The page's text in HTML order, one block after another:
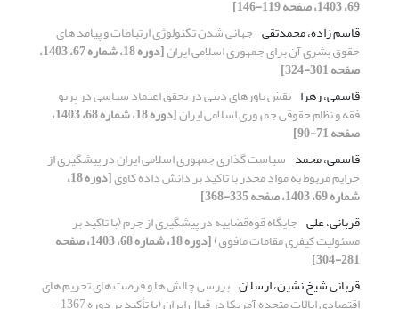
69، 1403، صفحه 119-146]
قاسم زاده، محمدتقی جهانی شدن تکنولوژی ارتباطات و پیامد های
حقوق بشری آن برای جمهوری اسلامی ایران [دوره 18، شماره 67، 1403،
صفحه 301-324]
قاسمی، زهرا نقش باورهای دینی در تحقق اعتماد سیاسی در پرتو
فقه و نظام حقوقی جمهوری اسلامی ایران [دوره 18، شماره 68، 1403،
صفحه 71-90]
قاسمی، محمد سیاست گذاری جمهوری اسلامی ایران در پیشگیری از
جرایم مربوط به مواد مخدر با تاکید بر دانش داده کاوی [دوره 18،
شماره 69، 1403، صفحه 335-368]
قربانی، علی جایگاه قوه‌قضاییه در پیشگیری از جرم (با تاکید بر
مسئولیت کیفری مقامات مافوق) [دوره 18، شماره 68، 1403، صفحه
281-304]
قربانی شیخ نشین، ارسلان بررسی چالش ها و فرصت های تحریم های
اقتصادی ایالات متحده آمریکا در قبال ایران (با تأکید بر دوره 1367-